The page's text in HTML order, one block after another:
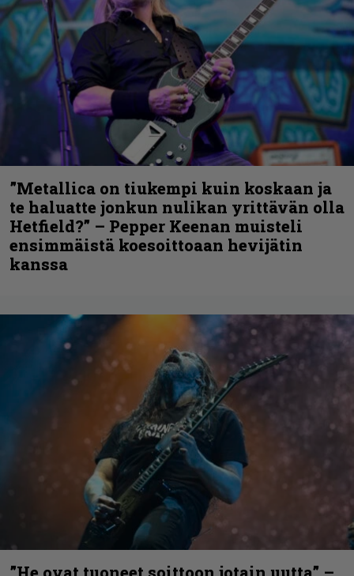
”Metallica on tiukempi kuin koskaan ja
te haluatte jonkun nulikan yrittävän olla
Hetfield?” – Pepper Keenan muisteli
ensimmäistä koesoittoaan hevijätin
kanssa
”He ovat tuoneet soittoon jotain uutta” –